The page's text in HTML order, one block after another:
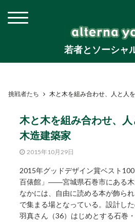
若者とソーシャ
挑戦者たち 木と木を組み合わせ、人と人
木と木を組み合わせ、
木造建築家
2015年10月29日
2015年グッドデザイン賞ベスト
百俵館」――宮城県石巻市にある
なかには、自由に読める本が飾ら
で集まる場となっている。設計し
羽真さん（36）はじめとする石巻